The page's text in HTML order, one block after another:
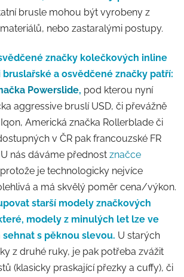
brusle mohou být vyrobeny z
nebo zastaralými postupy.
značky kolečkových inline
bruslařské a osvědčené značky patří:
Powerslide, pod kterou nyní
aggressive bruslí USD, či převážně
Americká značka Rollerblade či
v ČR pak francouzské FR
nás dáváme přednost značce
je technologicky nejvíce
a má skvělý poměr cena/výkon.
starší modely značkových
modely z minulých let lze ve
s pěknou slevou. U starých
z druhé ruky, je pak potřeba zvážit
(klasicky praskající přezky a cuffy), či